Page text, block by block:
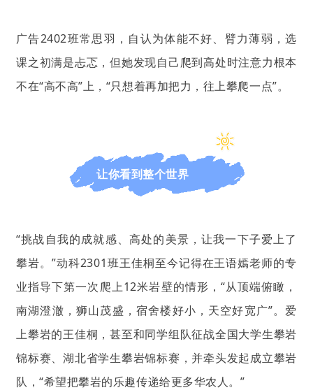
广告2402班常思羽，自认为体能不好、臂力薄弱，选
课之初满是忐忑，但她发现自己爬到高处时注意力根本
不在“高不高”上，“只想着再加把力，往上攀爬一点”。
让你看到整个世界
“挑战自我的成就感、高处的美景，让我一下子爱上了
攀岩。”动科2301班王佳桐至今记得在王语嫣老师的专
业指导下第一次爬上12米岩壁的情形，“从顶端俯瞰，
南湖澄澈，狮山茂盛，宿舍楼好小，天空好宽广”。爱
上攀岩的王佳桐，甚至和同学组队征战全国大学生攀岩
锦标赛、湖北省学生攀岩锦标赛，并牵头发起成立攀岩
队，“希望把攀岩的乐趣传递给更多华农人。”